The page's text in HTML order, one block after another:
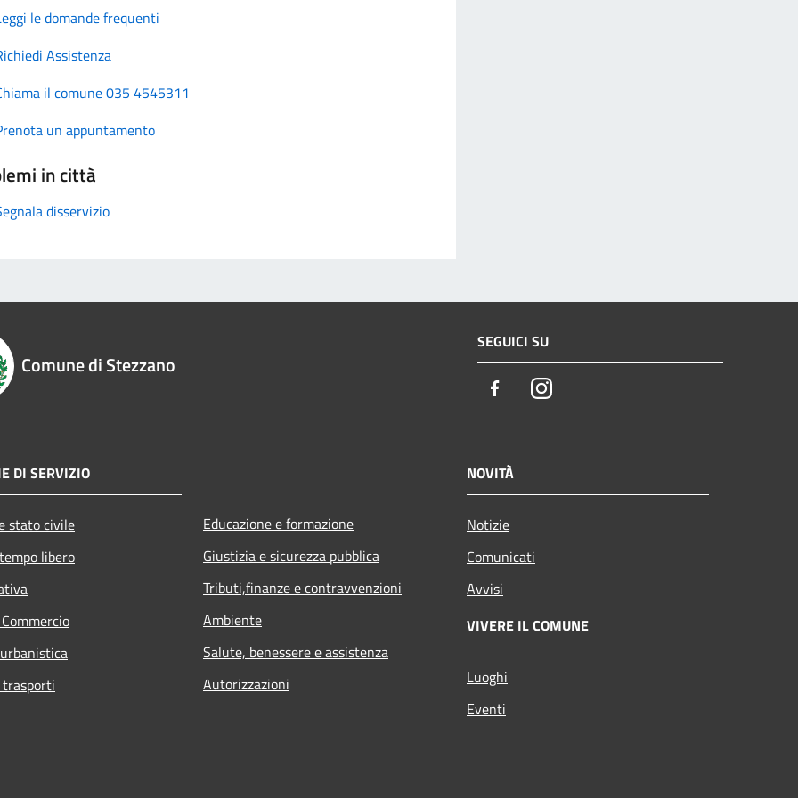
le domande frequenti
Assistenza
il comune 035 4545311
un appuntamento
in città
disservizio
Comune di Stezzano
SEGUICI SU
FacebookInstagram
DI SERVIZIO
stato civile
libero
Educazione e formazione
Giustizia e sicurezza pubblica
Tributi,finanze e contravvenzioni
Ambiente
Salute, benessere e assistenza
Autorizzazioni
NOVITÀ
Notizie
Comunicati
Avvisi
VIVERE IL COMUNE
Luoghi
Eventi